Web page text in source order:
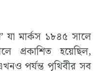
যা মার্কস ১৮৪৫ সালে
প্রকাশিত হয়েছিল,
পর্যন্ত পৃথিবীর সব